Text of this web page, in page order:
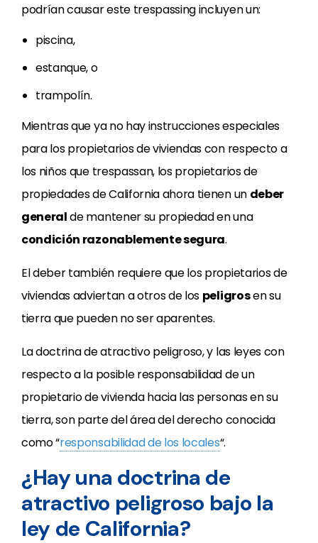
podrían causar este trespassing incluyen un:
piscina,
estanque, o
trampolín.
Mientras que ya no hay instrucciones especiales
para los propietarios de viviendas con respecto a
los niños que trespassan, los propietarios de
propiedades de California ahora tienen un deber
generalde mantener su propiedad en una
condición razonablemente segura.
El deber también requiere que los propietarios de
viviendas adviertan a otros de los peligrosen su
tierra que pueden no ser aparentes.
La doctrina de atractivo peligroso, y las leyes con
respecto a la posible responsabilidad de un
propietario de vivienda hacia las personas en su
tierra, son parte del área del derecho conocida
como “responsabilidad de los locales“.
¿Hay una doctrina de
atractivo peligroso bajo la
ley de California?